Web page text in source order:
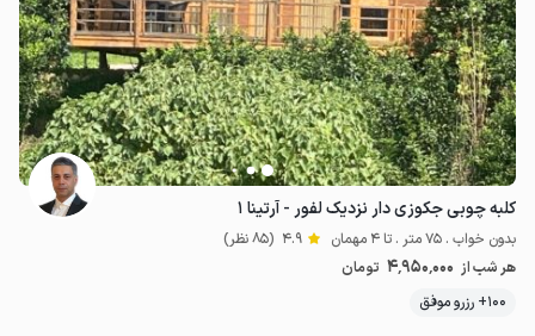
کلبه چوبی جکوزی دار نزدیک لفور - آرتینا ۱
بدون خواب . 75 متر . تا 4 مهمان 4.9 (85 نظر)
هر شب از 4٬950٬000 تومان
100+ رزرو موفق